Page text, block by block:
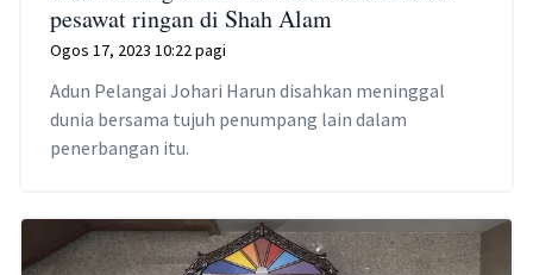
pesawat ringan di Shah Alam
Ogos 17, 2023 10:22 pagi
Adun Pelangai Johari Harun disahkan meninggal
dunia bersama tujuh penumpang lain dalam
penerbangan itu.